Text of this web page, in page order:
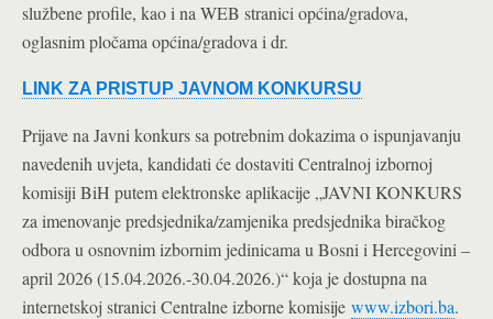
službene profile, kao i na WEB stranici općina/gradova,
oglasnim pločama općina/gradova i dr.
LINK ZA PRISTUP JAVNOM KONKURSU
Prijave na Javni konkurs sa potrebnim dokazima o ispunjavanju
navedenih uvjeta, kandidati će dostaviti Centralnoj izbornoj
komisiji BiH putem elektronske aplikacije „JAVNI KONKURS
za imenovanje predsjednika/zamjenika predsjednika biračkog
odbora u osnovnim izbornim jedinicama u Bosni i Hercegovini –
april 2026 (15.04.2026.-30.04.2026.)“ koja je dostupna na
internetskoj stranici Centralne izborne komisije www.izbori.ba.